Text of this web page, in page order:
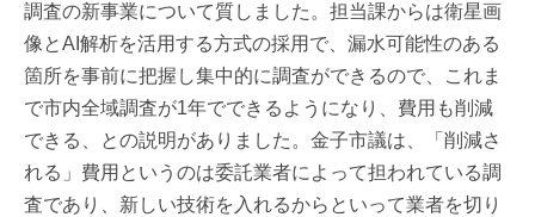
調査の新事業について質しました。担当課からは衛星画
像とAI解析を活用する方式の採用で、漏水可能性のある
箇所を事前に把握し集中的に調査ができるので、これま
で市内全域調査が1年でできるようになり、費用も削減
できる、との説明がありました。金子市議は、「削減さ
れる」費用というのは委託業者によって担われている調
査であり、新しい技術を入れるからといって業者を切り